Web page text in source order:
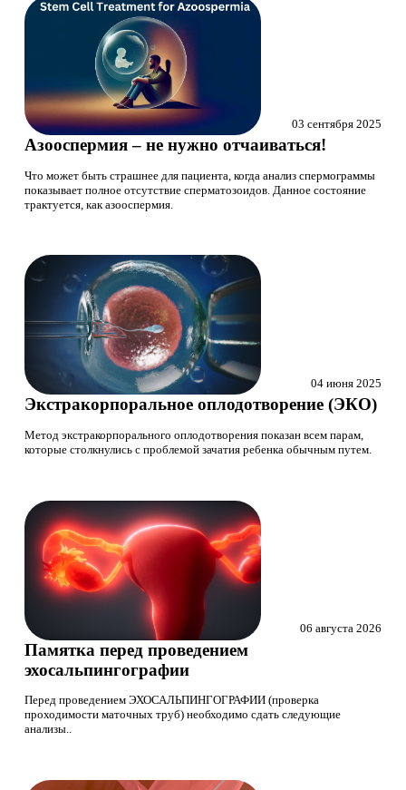
Азооспермия – не нужно отчаиваться!
Что может быть страшнее для пациента, когда анализ спермограммы
показывает полное отсутствие сперматозоидов. Данное состояние
трактуется, как азооспермия.
03 сентября 2025
Экстракорпоральное оплодотворение (ЭКО)
Метод экстракорпорального оплодотворения показан всем парам,
которые столкнулись с проблемой зачатия ребенка обычным путем.
04 июня 2025
Памятка перед проведением
эхосальпингографии
Перед проведением ЭХОСАЛЬПИНГОГРАФИИ (проверка
проходимости маточных труб) необходимо сдать следующие
анализы..
06 августа 2026